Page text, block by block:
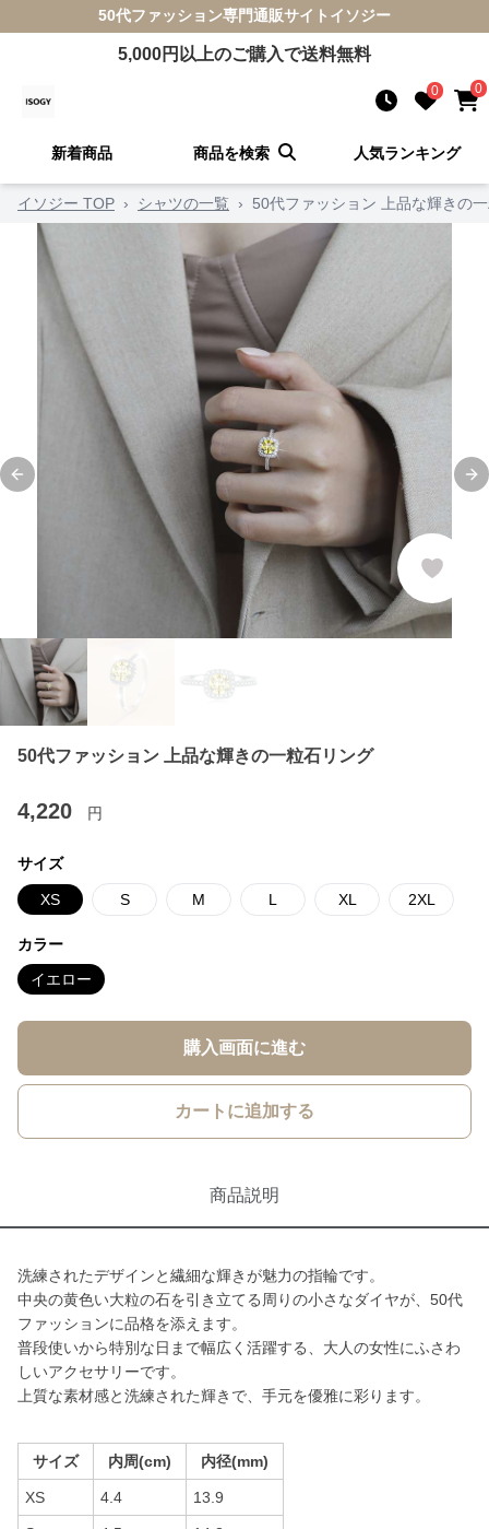
50代ファッション専門通販サイト イソジー
5,000円以上のご購入で送料無料
0 0
新着商品 商品を検索 人気ランキング
イソジー TOP › シャツの一覧 › 50代ファッション 上品な輝きの
Previous slide
50代ファッション 上品な輝きの一粒石リング
4,220 円
サイズ
XS S M L XL 2XL
カラー
イエロー
購入画面に進む
カートに追加する
商品説明
洗練されたデザインと繊細な輝きが魅力の指輪です。
中央の黄色い大粒の石を引き立てる周りの小さなダイヤが、50代
ファッションに品格を添えます。
普段使いから特別な日まで幅広く活躍する、大人の女性にふさわ
しいアクセサリーです。
上質な素材感と洗練された輝きで、手元を優雅に彩ります。
サイズ 内周(cm) 内径(mm)
XS 4.4 13.9